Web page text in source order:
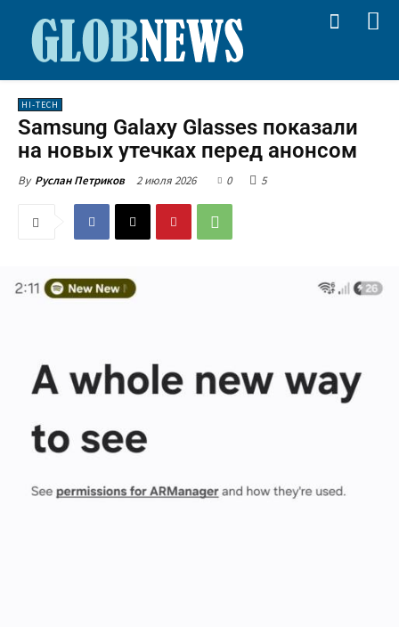
HI-TECH
Samsung Galaxy Glasses показали
на новых утечках перед анонсом
By Руслан Петриков 2 июля 2026 0 5